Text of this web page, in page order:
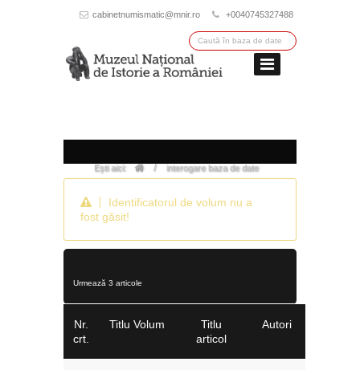
cabinetnumismatic@mnir.ro +0040745327488
Ești aici: / interogare baza de date
Identificatorul de volum nu a
fost găsit!
Urmează 3 articole
Nr.
crt.
Titlu Volum
Titlu
articol
Autori